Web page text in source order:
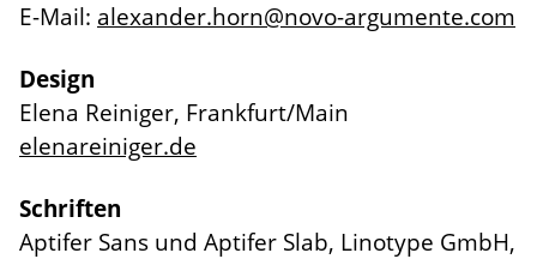
E-Mail: alexander.horn@novo-argumente.com
Design
Elena Reiniger, Frankfurt/Main
elenareiniger.de
Schriften
Aptifer Sans und Aptifer Slab, Linotype GmbH,